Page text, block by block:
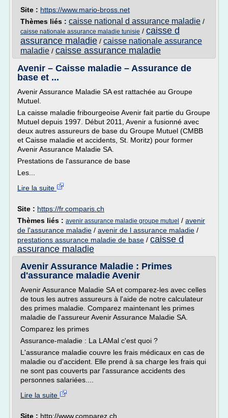
Site : https://www.mario-bross.net
Thèmes liés : caisse national d assurance maladie /
caisse nationale assurance maladie tunisie / caisse d
assurance maladie / caisse nationale assurance
maladie / caisse assurance maladie
Avenir – Caisse maladie – Assurance de
base et ...
Avenir Assurance Maladie SA est rattachée au Groupe
Mutuel.
La caisse maladie fribourgeoise Avenir fait partie du Groupe
Mutuel depuis 1997. Début 2011, Avenir a fusionné avec
deux autres assureurs de base du Groupe Mutuel (CMBB
et Caisse maladie et accidents, St. Moritz) pour former
Avenir Assurance Maladie SA.
Prestations de l'assurance de base
Les...
Lire la suite
Site : https://fr.comparis.ch
Thèmes liés : avenir assurance maladie groupe mutuel / avenir
de l'assurance maladie / avenir de l assurance maladie /
prestations assurance maladie de base / caisse d
assurance maladie
Avenir Assurance Maladie : Primes
d'assurance maladie Avenir
Avenir Assurance Maladie SA et comparez-les avec celles
de tous les autres assureurs à l'aide de notre calculateur
des primes maladie. Comparez maintenant les primes
maladie de l'assureur Avenir Assurance Maladie SA.
Comparez les primes
Assurance-maladie : La LAMal c'est quoi ?
L'assurance maladie couvre les frais médicaux en cas de
maladie ou d'accident. Elle prend à sa charge les frais qui
ne sont pas couverts par l'assurance accidents des
personnes salariées....
Lire la suite
Site : http://www.comparez.ch